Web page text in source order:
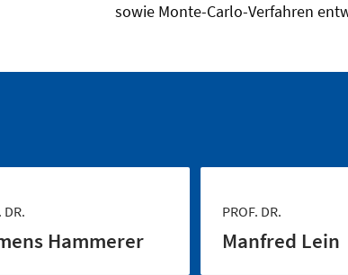
sowie Monte-Carlo-Verfahren
DR.
Hammerer
PROF. DR.
Manfred Lein